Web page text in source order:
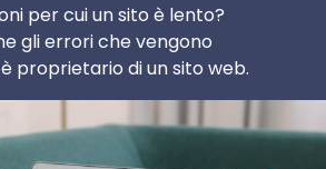
per cui un sito è lento?
gli errori che vengono
proprietario di un sito web.